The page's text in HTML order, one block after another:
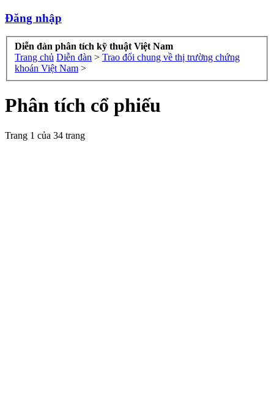
Đăng nhập
Diễn đàn phân tích kỹ thuật Việt Nam
Trang chủ Diễn đàn > Trao đổi chung về thị trường chứng
khoán Việt Nam >
Phân tích cổ phiếu
Trang 1 của 34 trang